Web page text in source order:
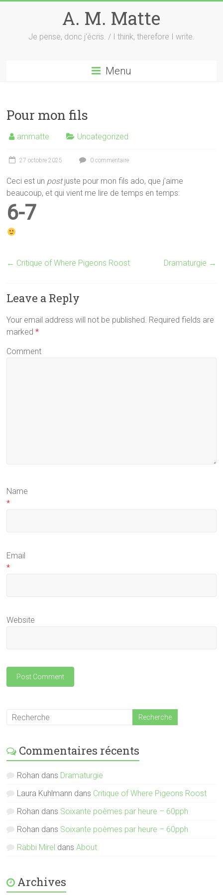
A. M. Matte
Je pense, donc j'écris. / I think, therefore I write.
Menu
Pour mon fils
ammatte Uncategorized
27 octobre 2025 0 commentaire
Ceci est un postjuste pour mon fils ado, que j’aime
beaucoup, et qui vient me lire de temps en temps:
6-7
← Critique of Where Pigeons Roost Dramaturgie →
Leave a Reply
Your email address will not be published. Required fields are
marked*
Comment
Name
*
Email
*
Website
Commentaires récents
Rohan dans Dramaturgie
Laura Kuhlmann dans Critique of Where Pigeons Roost
Rohan dans Soixante poèmes par heure – 60pph
Rohan dans Soixante poèmes par heure – 60pph
Rabbi Mirel dansAbout
Archives